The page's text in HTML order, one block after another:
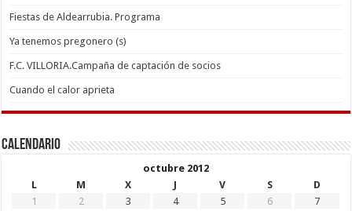
Fiestas de Aldearrubia. Programa
Ya tenemos pregonero (s)
F.C. VILLORIA.Campaña de captación de socios
Cuando el calor aprieta
Calendario
octubre 2012
L
M X J V S
D
1
2 3 4 5 6
7